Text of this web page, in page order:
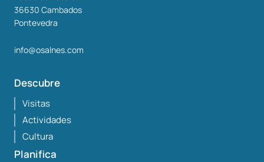
36630 Cambados
Pontevedra
info@osalnes.com
Descubre
Visitas
Actividades
Cultura
Planifica